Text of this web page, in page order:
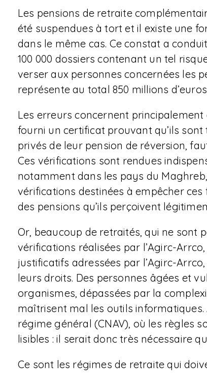
Les pensions de retraite
été suspendues à tort et il existe une
dans le même cas. Ce constat a
100 000 dossiers contenant un tel
verser aux personnes concernées les
représente au total 850 millions
Les erreurs concernent principalement
fourni un certificat prouvant qu’ils
privés de leur pension de réversion,
Ces vérifications sont rendues
notamment dans les pays du
vérifications destinées à empêcher
des pensions qu’ils perçoivent
Or, beaucoup de retraités, qui ne sont
vérifications réalisées par l’Agirc-
justificatifs adressées par l’Agirc-
leurs droits. Des personnes âgées et
organismes, dépassées par la
maîtrisent mal les outils
régime général (CNAV), où les règles
lisibles : il serait donc très nécessaire
Ce sont les régimes de retraite qui